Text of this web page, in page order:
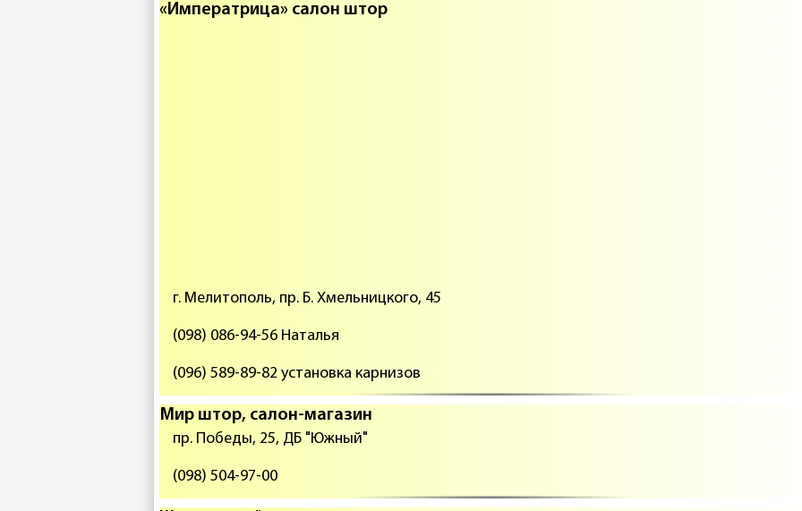
«Императрица» салон штор
г. Мелитополь, пр. Б. Хмельницкого, 45
(098) 086-94-56 Наталья
(096) 589-89-82 установка карнизов
Мир штор, салон-магазин
пр. Победы, 25, ДБ "Южный"
(098) 504-97-00